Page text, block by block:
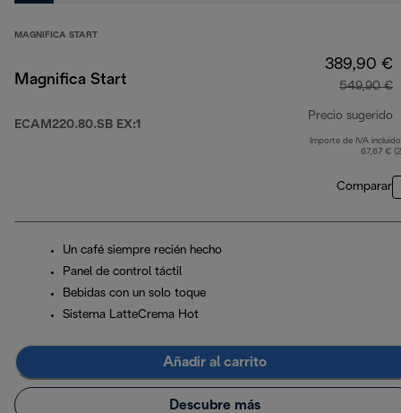
MAGNIFICA START
Magnifica Start
ECAM220.80.SB EX:1
389,90 €
549,90 €
Precio sugerido
Importe de IVA
67,67 €
Comparar
Un café siempre recién hecho
Panel de control táctil
Bebidas con un solo toque
Sistema LatteCrema Hot
Añadir al carrito
Descubre más